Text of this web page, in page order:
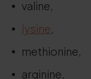
valine,
lysine,
methionine,
arginine,